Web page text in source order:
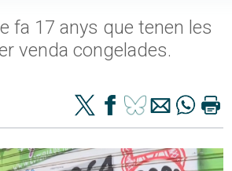
fa 17 anys que tenen les
venda congelades.